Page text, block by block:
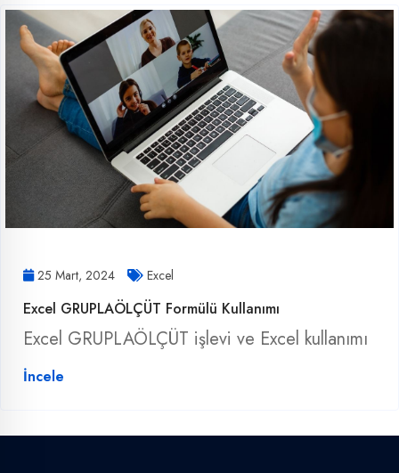
25 Mart, 2024 Excel
Excel GRUPLAÖLÇÜT Formülü Kullanımı
Excel GRUPLAÖLÇÜT işlevi ve Excel kullanımı
İncele